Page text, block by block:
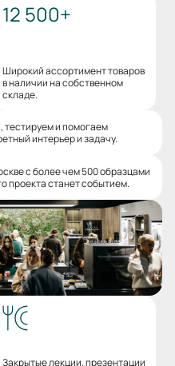
12 500+
Широкий ассортимент товаров
в наличии на собственном
складе.
и помогаем
интерьер и задачу.
с более чем 500 образцами
проекта станет событием.
Закрытые лекции, презентации